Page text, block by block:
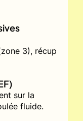
3), récup
sur la
fluide.